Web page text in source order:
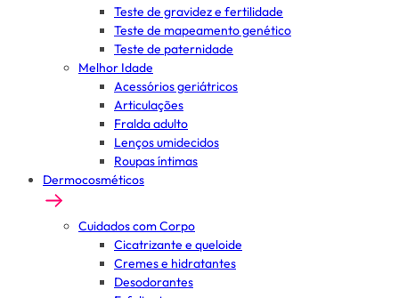
Teste de gravidez e fertilidade
Teste de mapeamento genético
Teste de paternidade
Melhor Idade
Acessórios geriátricos
Articulações
Fralda adulto
Lenços umidecidos
Roupas íntimas
Dermocosméticos
Cuidados com Corpo
Cicatrizante e queloide
Cremes e hidratantes
Desodorantes